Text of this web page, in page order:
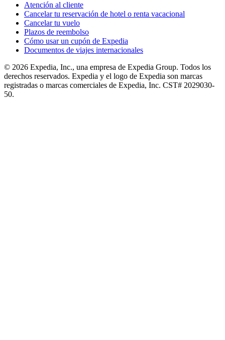
Atención al cliente
Cancelar tu reservación de hotel o renta vacacional
Cancelar tu vuelo
Plazos de reembolso
Cómo usar un cupón de Expedia
Documentos de viajes internacionales
© 2026 Expedia, Inc., una empresa de Expedia Group. Todos los
derechos reservados. Expedia y el logo de Expedia son marcas
registradas o marcas comerciales de Expedia, Inc. CST# 2029030-
50.